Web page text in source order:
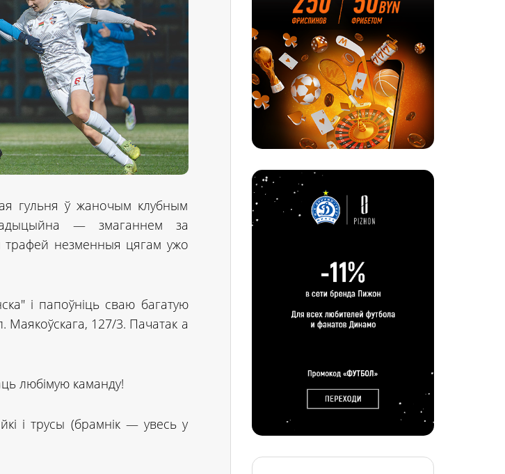
гульня ў жаночым клубным
— змаганнем за
трафей незменныя цягам ужо
і папоўніць сваю багатую
127/3. Пачатак а
любімую каманду!
і трусы (брамнік — увесь у